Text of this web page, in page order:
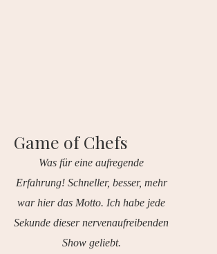
Game of Chefs
Was für eine aufregende
Erfahrung! Schneller, besser, mehr
war hier das Motto. Ich habe jede
Sekunde dieser nervenaufreibenden
Show geliebt.